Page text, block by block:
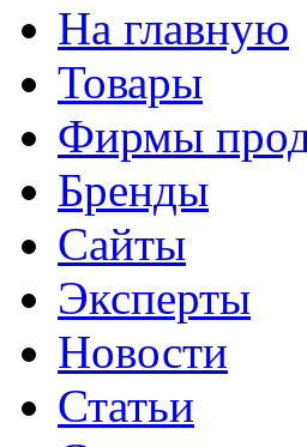
На главную
Товары
Фирмы
Бренды
Сайты
Эксперты
Новости
Статьи